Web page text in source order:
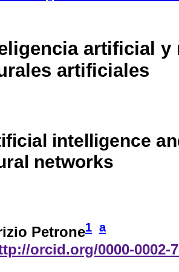
artificial y
artificiales
intelligence
networks
Petrone1 a
orcid.org/0000-0002-